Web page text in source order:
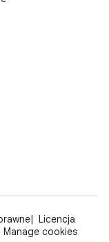
Licencja
Manage cookies